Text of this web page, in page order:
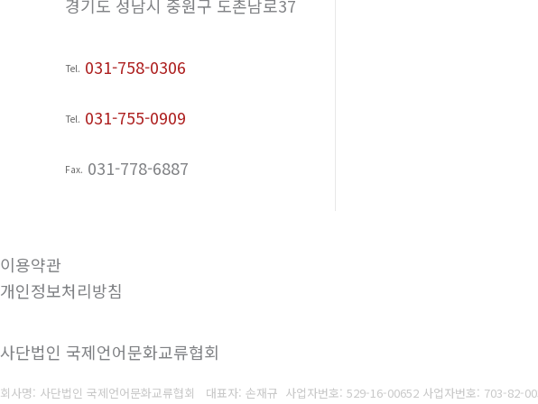
경기도 성남시 중원구 도촌남로37
Tel. 031-758-0306
Tel. 031-755-0909
Fax. 031-778-6887
이용약관
개인정보처리방침
사단법인 국제언어문화교류협회
회사명: 사단법인 국제언어문화교류협회 대표자: 손재규 사업자번호: 529-16-00652 사업자번호: 703-82-